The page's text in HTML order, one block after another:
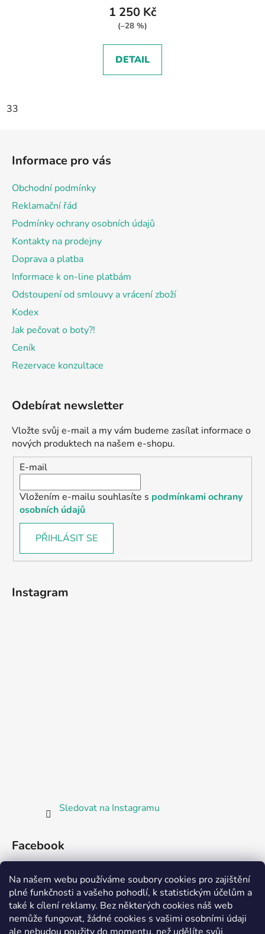
Na našem webu používáme soubory cookies pro zajištění
plné funkčnosti a vašeho pohodlí, k statistickým účelům a
také k cílení reklamy. Bez některých cookies náš web
nemůže fungovat, žádné cookies s vašimi osobními údaji
1 250 Kč
(–28 %)
DETAIL
33
Informace pro vás
Obchodní podmínky
Reklamační řád
Podmínky ochrany osobních údajů
Kontakty na prodejny
Doprava a platba
Informace k on-line platbám
Odstoupení od smlouvy a vrácení zboží
Kodex
Jak pečovat o boty?!
Ceník
Rezervace konzultace
Odebírat newsletter
Vložte svůj e-mail a my vám budeme zasílat informace o
nových produktech na našem e-shopu.
E-mail
Vložením e-mailu souhlasíte s podmínkami ochrany
osobních údajů
PŘIHLÁSIT SE
Instagram
Sledovat na Instagramu
Facebook